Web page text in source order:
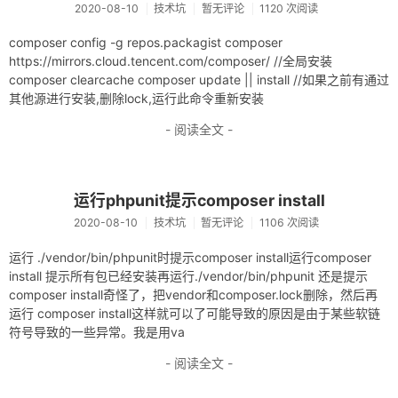
2020-08-10 技术坑 暂无评论 1120 次阅读
composer config -g repos.packagist composer
https://mirrors.cloud.tencent.com/composer/ //全局安装
composer clearcache composer update || install //如果之前有通过
其他源进行安装,删除lock,运行此命令重新安装
- 阅读全文 -
运行phpunit提示composer install
2020-08-10 技术坑 暂无评论 1106 次阅读
运行 ./vendor/bin/phpunit时提示composer install运行composer
install 提示所有包已经安装再运行./vendor/bin/phpunit 还是提示
composer install奇怪了，把vendor和composer.lock删除，然后再
运行 composer install这样就可以了可能导致的原因是由于某些软链
符号导致的一些异常。我是用va
- 阅读全文 -